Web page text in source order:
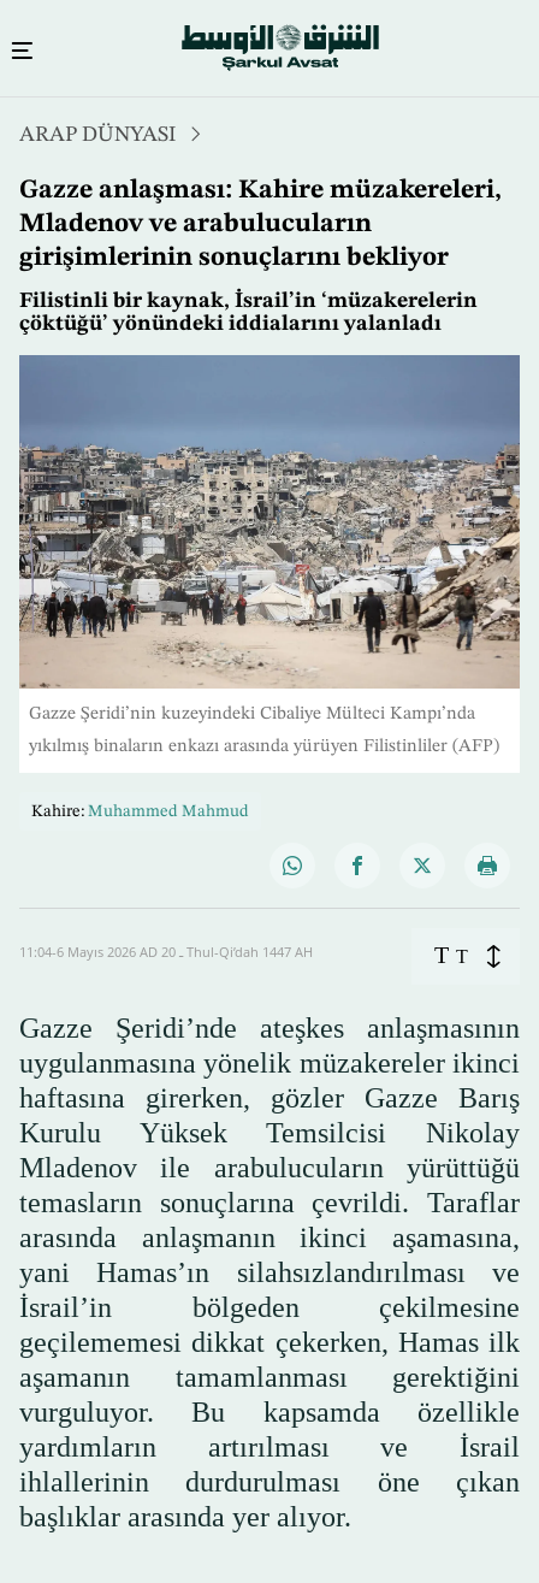
atla
ARAP DÜNYASI
Gazze anlaşması: Kahire müzakereleri,
Mladenov ve arabulucuların
girişimlerinin sonuçlarını bekliyor
Filistinli bir kaynak, İsrail’in ‘müzakerelerin
çöktüğü’ yönündeki iddialarını yalanladı
Gazze Şeridi’nin kuzeyindeki Cibaliye Mülteci Kampı’nda
yıkılmış binaların enkazı arasında yürüyen Filistinliler (AFP)
Kahire: Muhammed Mahmud
11:04-6 Mayıs 2026 AD ـ 20 Thul-Qi’dah 1447 AH T T
Gazze Şeridi’nde ateşkes anlaşmasının
uygulanmasına yönelik müzakereler ikinci
haftasına girerken, gözler Gazze Barış
Kurulu Yüksek Temsilcisi Nikolay
Mladenov ile arabulucuların yürüttüğü
temasların sonuçlarına çevrildi. Taraflar
arasında anlaşmanın ikinci aşamasına,
yani Hamas’ın silahsızlandırılması ve
İsrail’in bölgeden çekilmesine
geçilememesi dikkat çekerken, Hamas ilk
aşamanın tamamlanması gerektiğini
vurguluyor. Bu kapsamda özellikle
yardımların artırılması ve İsrail
ihlallerinin durdurulması öne çıkan
başlıklar arasında yer alıyor.